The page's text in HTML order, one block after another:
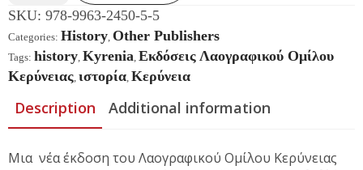
Λιμάνια
Της
Μέσα
Από
Τους
Αιώνες
Quantity
SKU: 978-9963-2450-5-5
Categories: History, Other Publishers
Tags: history, Kyrenia, Εκδόσεις Λαογραφικού Ομίλου
Κερύνειας, ιστορία, Κερύνεια
Description Additional information
Μια νέα έκδοση του Λαογραφικού Ομίλου Κερύνειας